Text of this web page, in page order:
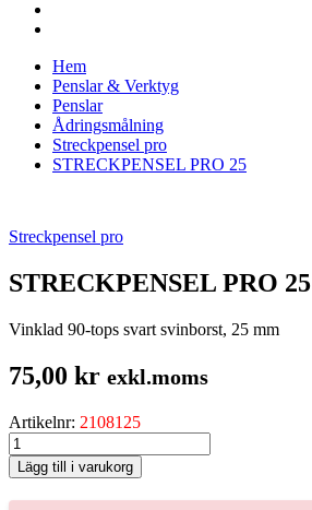
Hem
Penslar & Verktyg
Penslar
Ådringsmålning
Streckpensel pro
STRECKPENSEL PRO 25
Streckpensel pro
STRECKPENSEL PRO 25
Vinklad 90-tops svart svinborst, 25 mm
75,00 kr exkl.moms
Artikelnr: 2108125
STRECKPENSEL
PRO
25
mängd
Lägg till i varukorg